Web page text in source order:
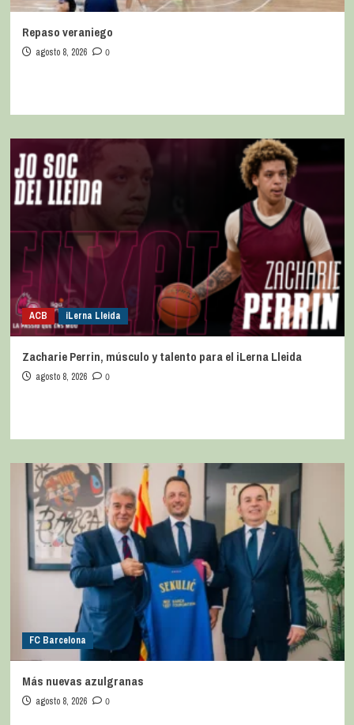
Repaso veraniego
agosto 8, 2026 0
ACB iLerna Lleida
Zacharie Perrin, músculo y talento para el iLerna Lleida
agosto 8, 2026 0
FC Barcelona
Más nuevas azulgranas
agosto 8, 2026 0